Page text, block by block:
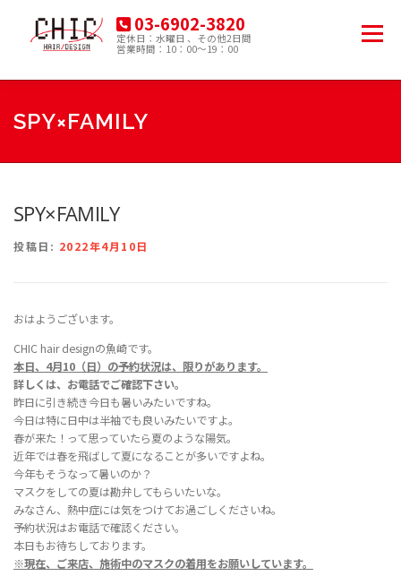
ツ
03-6902-3820
定休日：水曜日 、その他2日間
営業時間：10：00～19：00
メニュー
HOME MENU
SPY×FAMILY
SPY×FAMILY
投稿日: 2022年4月10日
おはようございます。
CHIC hair designの魚崎です。
本日、4月10（日） の予約状況は、限りがあります。
詳しくは、お電話でご確認下さい。
昨日に引き続き今日も暑いみたいですね。
今日は特に日中は半袖でも良いみたいですよ。
春が来た！って思っていたら夏のような陽気。
近年では春を飛ばして夏になることが多いですよね。
今年もそうなって暑いのか？
マスクをしての夏は勘弁してもらいたいな。
みなさん、熱中症には気をつけてお過ごしくださいね。
予約状況はお電話で確認ください。
本日もお待ちしております。
※現在、ご来店、施術中のマスクの着用をお願いしています。